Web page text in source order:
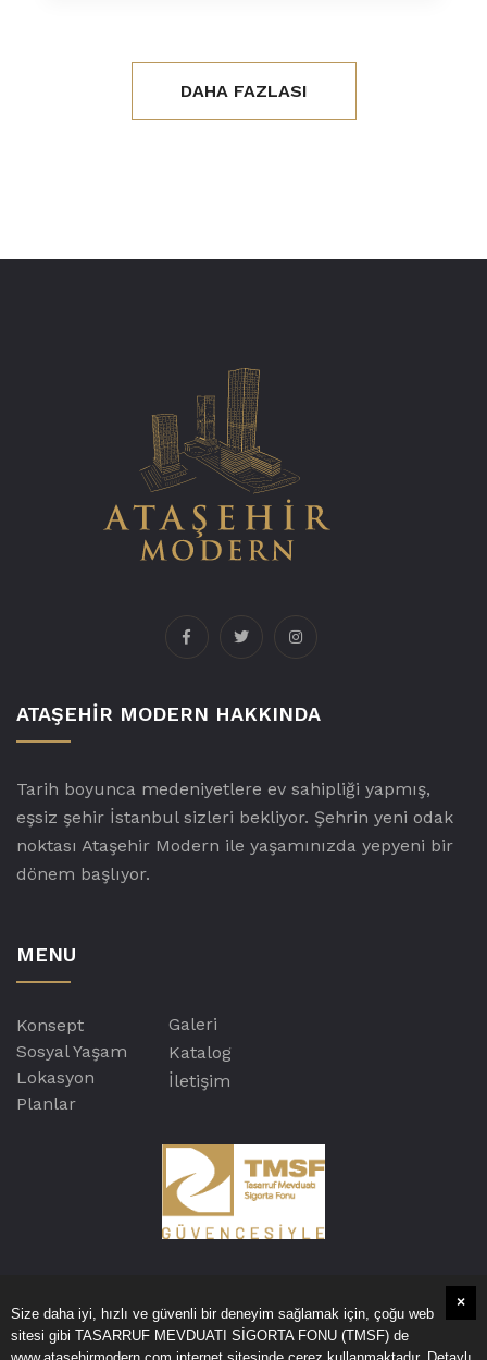
DAHA FAZLASI
ATAŞEHIR MODERN HAKKINDA
Tarih boyunca medeniyetlere ev sahipliği yapmış,
eşsiz şehir İstanbul sizleri bekliyor. Şehrin yeni odak
noktası Ataşehir Modern ile yaşamınızda yepyeni bir
dönem başlıyor.
MENU
Konsept
Sosyal Yaşam
Lokasyon
Planlar
Galeri
Katalog
İletişim
KVKK Aydınlatma Metni
Çerez Politikası
×
Size daha iyi, hızlı ve güvenli bir deneyim sağlamak için, çoğu web
sitesi gibi TASARRUF MEVDUATI SİGORTA FONU (TMSF) de